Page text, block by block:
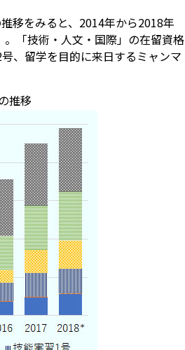
移をみると、2014年から2018年
「技術・人文・国際」の在留資格
、留学を目的に来日するミャンマ
推移